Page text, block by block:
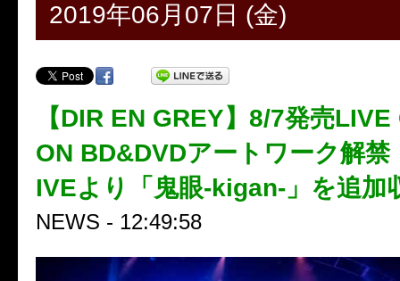
2019年06月07日 (金)
【DIR EN GREY】8/7発売
ON BD&DVDアートワーク解禁
IVEより「鬼眼-kigan-」を追加
NEWS - 12:49:58